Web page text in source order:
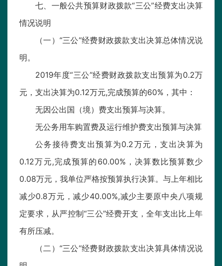
七、一般公共预算财政拨款“三公”经费支出决算
情况说明
（一）“三公”经费财政拨款支出决算总体情况说
明。
2019年度“三公”经费财政拨款支出预算为0.2万
元，支出决算为0.12万元,完成预算的60%，其中：
无因公出国（境）费支出预算与决算。
无公务用车购置费及运行维护费支出预算与决算
公务接待费支出预算为0.2万元，支出决算为
0.12万元,完成预算的60.00%，决算数比预算数少
0.08万元，我单位严格按预算执行决算。与上年相比
减少0.8万元，减少40.00%,减少主要原中央八项规
定要求，从严控制“三公”经费开支，全年支出比上年
有所压减。
（二）“三公”经费财政拨款支出决算具体情况说